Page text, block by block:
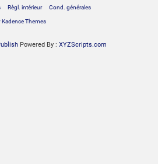
Règl. intérieur Cond. générales
Kadence Themes
Powered By : XYZScripts.com